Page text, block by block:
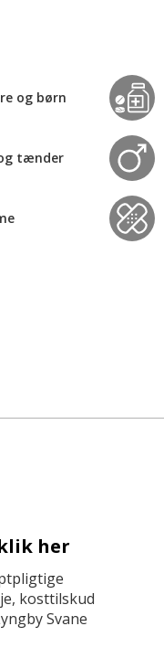
og børn
tænder
her
kosttilskud
Svane